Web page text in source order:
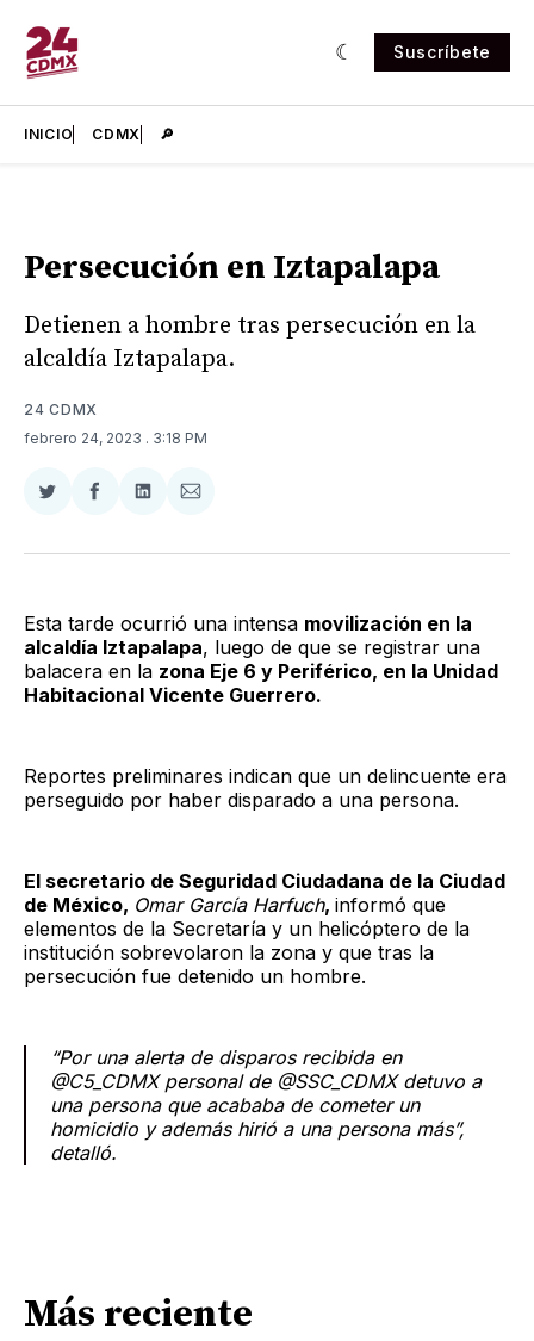
Suscríbete
INICIO CDMX 🔎
Persecución en Iztapalapa
Detienen a hombre tras persecución en la
alcaldía Iztapalapa.
24 CDMX
febrero 24, 2023 . 3:18 PM
Compartir
Twitter
Compartir
Facebook
Compartir
LinkedIn
Compartir
Email
Esta tarde ocurrió una intensa movilización en la
alcaldía Iztapalapa, luego de que se registrar una
balacera en la zona Eje 6 y Periférico, en la Unidad
Habitacional Vicente Guerrero.
Reportes preliminares indican que un delincuente era
perseguido por haber disparado a una persona.
El secretario de Seguridad Ciudadana de la Ciudad
de México, Omar García Harfuch, informó que
elementos de la Secretaría y un helicóptero de la
institución sobrevolaron la zona y que tras la
persecución fue detenido un hombre.
“Por una alerta de disparos recibida en
@C5_CDMX personal de @SSC_CDMX detuvo a
una persona que acababa de cometer un
homicidio y además hirió a una persona más”,
detalló.
Más reciente